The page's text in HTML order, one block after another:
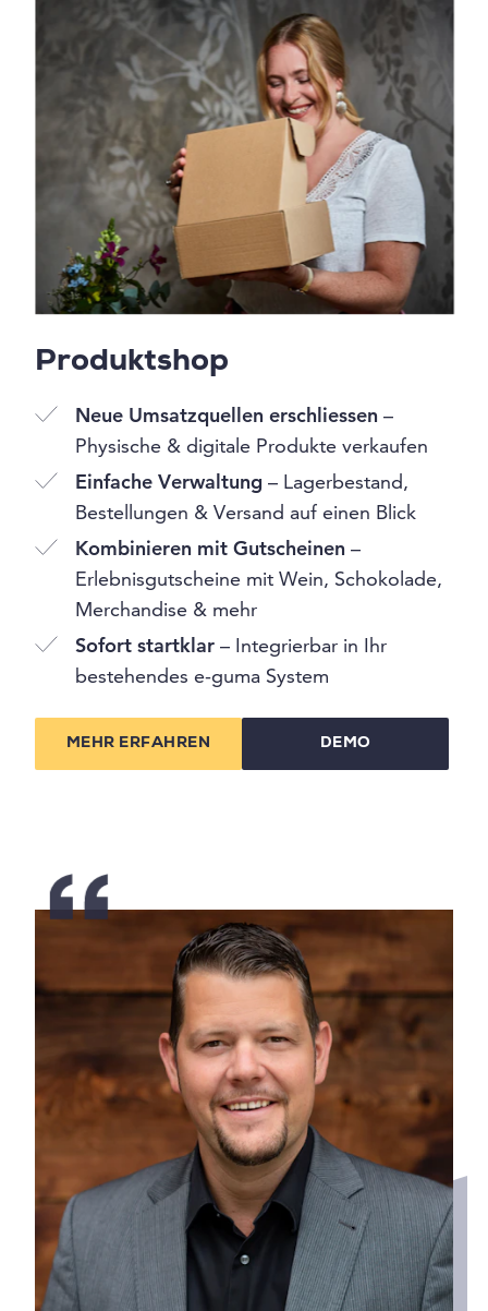
Produktshop
Neue Umsatzquellen erschliessen –
Physische & digitale Produkte verkaufen
Einfache Verwaltung – Lagerbestand,
Bestellungen & Versand auf einen Blick
Kombinieren mit Gutscheinen –
Erlebnisgutscheine mit Wein, Schokolade,
Merchandise & mehr
Sofort startklar – Integrierbar in Ihr
bestehendes e-guma System
MEHR ERFAHREN DEMO